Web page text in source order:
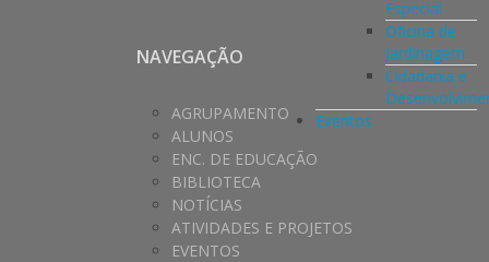
Especial
Oficina de
Jardinagem
Cidadania e
Eventos
NAVEGAÇÃO
AGRUPAMENTO
ALUNOS
ENC. DE EDUCAÇÃO
BIBLIOTECA
NOTÍCIAS
ATIVIDADES E PROJETOS
EVENTOS